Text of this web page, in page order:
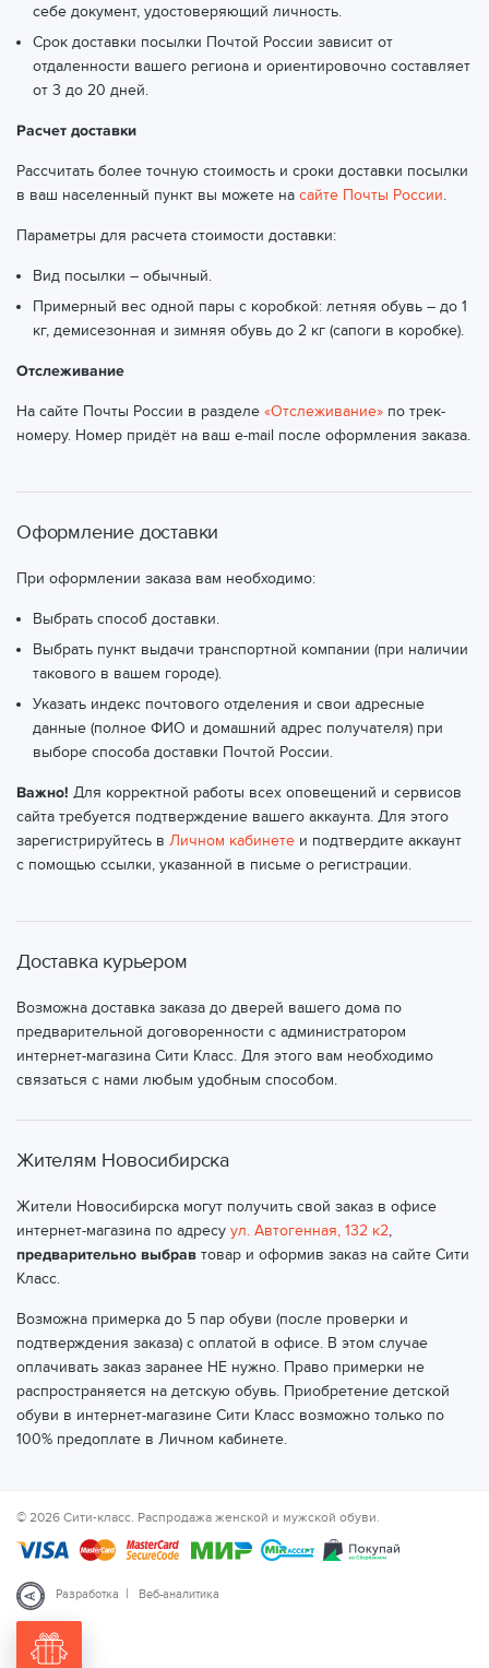
себе документ, удостоверяющий личность.
Срок доставки посылки Почтой России зависит от
отдаленности вашего региона и ориентировочно составляет
от 3 до 20 дней.
Расчет доставки
Рассчитать более точную стоимость и сроки доставки посылки
в ваш населенный пункт вы можете на сайте Почты России.
Параметры для расчета стоимости доставки:
Вид посылки – обычный.
Примерный вес одной пары с коробкой: летняя обувь – до 1
кг, демисезонная и зимняя обувь до 2 кг (сапоги в коробке).
Отслеживание
На сайте Почты России в разделе «Отслеживание» по трек-
номеру. Номер придёт на ваш e-mail после оформления заказа.
Оформление доставки
При оформлении заказа вам необходимо:
Выбрать способ доставки.
Выбрать пункт выдачи транспортной компании (при наличии
такового в вашем городе).
Указать индекс почтового отделения и свои адресные
данные (полное ФИО и домашний адрес получателя) при
выборе способа доставки Почтой России.
Важно! Для корректной работы всех оповещений и сервисов
сайта требуется подтверждение вашего аккаунта. Для этого
зарегистрируйтесь в Личном кабинете и подтвердите аккаунт
с помощью ссылки, указанной в письме о регистрации.
Доставка курьером
Возможна доставка заказа до дверей вашего дома по
предварительной договоренности с администратором
интернет-магазина Сити Класс. Для этого вам необходимо
связаться с нами любым удобным способом.
Жителям Новосибирска
Жители Новосибирска могут получить свой заказ в офисе
интернет-магазина по адресу ул. Автогенная, 132 к2,
предварительно выбрав товар и оформив заказ на сайте Сити
Класс.
Возможна примерка до 5 пар обуви (после проверки и
подтверждения заказа) с оплатой в офисе. В этом случае
оплачивать заказ заранее НЕ нужно. Право примерки не
распространяется на детскую обувь. Приобретение детской
обуви в интернет-магазине Сити Класс возможно только по
100% предоплате в Личном кабинете.
© 2026 Сити-класс. Распродажа женской и мужской обуви.
Разработка | Веб-аналитика